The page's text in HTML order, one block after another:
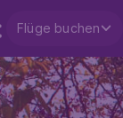
Flüge buchen